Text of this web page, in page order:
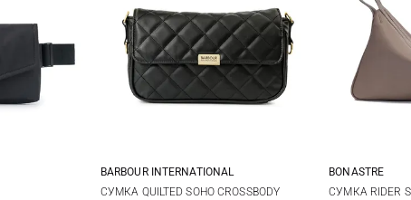
One Size
BARBOUR INTERNATIONAL
СУМКА QUILTED SOHO CROSSBODY
35Х20,5Х6СМ
BONASTRE
СУМКА RIDER S